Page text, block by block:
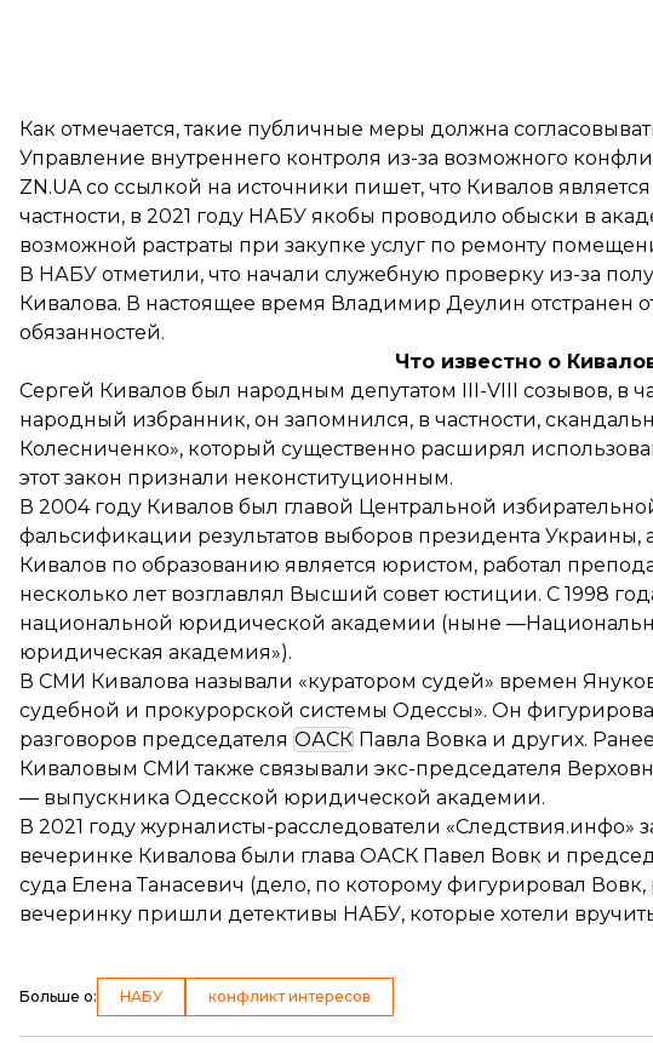
Как отмечается, такие публичные меры должна
Управление внутреннего контроля из-за возможного
ZN.UA со ссылкой на источники пишет, что Кивалов
частности, в 2021 году НАБУ якобы проводило обыски в
возможной растраты при закупке услуг по ремонту
В НАБУ отметили, что начали служебную проверку из-за
Кивалова. В настоящее время Владимир Деулин отстранен
обязанностей.
Что известно о
Сергей Кивалов был народным депутатом III-VIII созывов, в
народный избранник, он запомнился, в частности,
Колесниченко», который существенно расширял
этот закон признали неконституционным.
В 2004 году Кивалов был главой Центральной
фальсификации результатов выборов президента Украины,
Кивалов по образованию является юристом, работал
несколько лет возглавлял Высший совет юстиции. С 1998
национальной юридической академии (ныне
юридическая академия»).
В СМИ Кивалова называли «куратором судей» времен
судебной и прокурорской системы Одессы». Он
разговоров председателя ОАСК Павла Вовка и других. Ранее
Киваловым СМИ также связывали экс-председателя
— выпускника Одесской юридической академии.
В 2021 году журналисты-расследователи «Следствия.инфо»
вечеринке Кивалова были глава ОАСК Павел Вовк и
суда Елена Танасевич (дело, по которому фигурировал
вечеринку пришли детективы НАБУ, которые хотели
Больше о: НАБУ конфликт интересов